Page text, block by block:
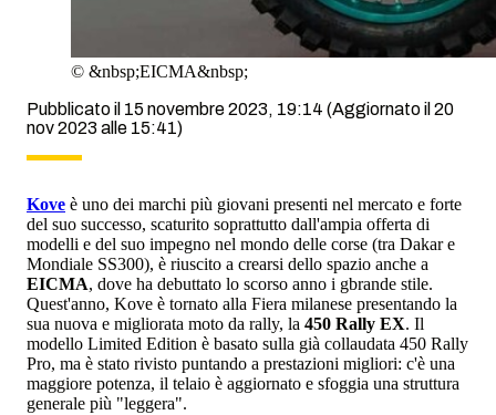
© &nbsp;EICMA&nbsp;
Pubblicato il 15 novembre 2023, 19:14 (Aggiornato il 20
nov 2023 alle 15:41)
Kove è uno dei marchi più giovani presenti nel mercato e forte
del suo successo, scaturito soprattutto dall'ampia offerta di
modelli e del suo impegno nel mondo delle corse (tra Dakar e
Mondiale SS300), è riuscito a crearsi dello spazio anche a
EICMA, dove ha debuttato lo scorso anno i gbrande stile.
Quest'anno, Kove è tornato alla Fiera milanese presentando la
sua nuova e migliorata moto da rally, la 450 Rally EX. Il
modello Limited Edition è basato sulla già collaudata 450 Rally
Pro, ma è stato rivisto puntando a prestazioni migliori: c'è una
maggiore potenza, il telaio è aggiornato e sfoggia una struttura
generale più "leggera".